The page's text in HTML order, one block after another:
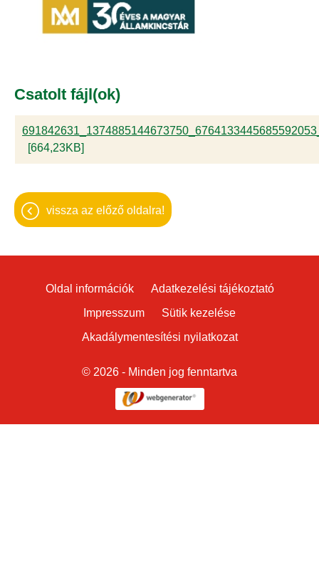
Csatolt fájl(ok)
[664,23KB]
vissza az előző oldalra!
© 2026 - Minden jog fenntartva
Oldal információk
Adatkezelési tájékoztató
Impresszum
Sütik kezelése
Akadálymentesítési nyilatkozat